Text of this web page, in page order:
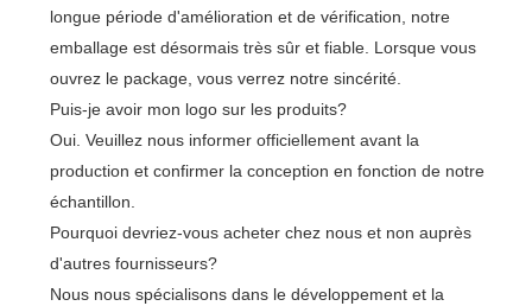
longue période d'amélioration et de vérification, notre
emballage est désormais très sûr et fiable. Lorsque vous
ouvrez le package, vous verrez notre sincérité.
Puis-je avoir mon logo sur les produits?
Oui. Veuillez nous informer officiellement avant la
production et confirmer la conception en fonction de notre
échantillon.
Pourquoi devriez-vous acheter chez nous et non auprès
d'autres fournisseurs?
Nous nous spécialisons dans le développement et la